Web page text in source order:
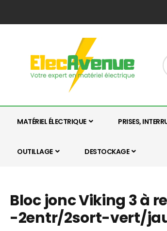
MATÉRIEL ÉLECTRIQUE PRISES,
OUTILLAGE DESTOCKAGE
Skip
the
Skip
the
Bloc jonc Viking 3 à
-2entr/2sort-vert/